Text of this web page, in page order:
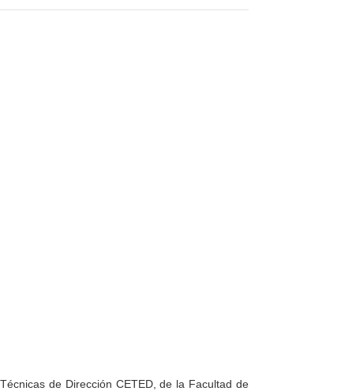
de Dirección CETED, de la Facultad de